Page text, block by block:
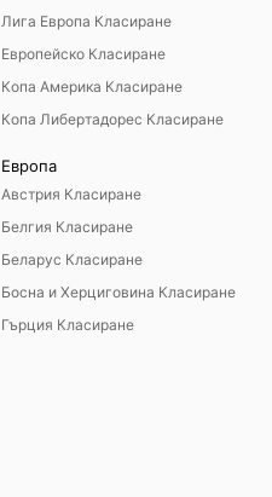
Лига Европа Класиране
Европейско Класиране
Копа Америка Класиране
Копа Либертадорес Класиране
Европа
Австрия Класиране
Белгия Класиране
Беларус Класиране
Босна и Херциговина Класиране
Гърция Класиране